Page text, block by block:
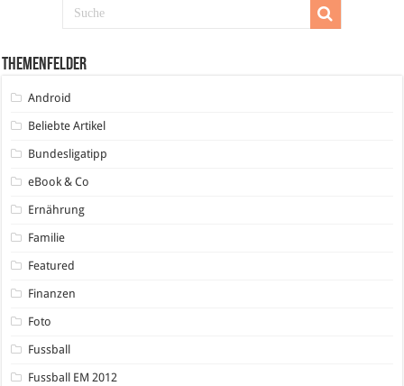
Themenfelder
Android
Beliebte Artikel
Bundesligatipp
eBook & Co
Ernährung
Familie
Featured
Finanzen
Foto
Fussball
Fussball EM 2012